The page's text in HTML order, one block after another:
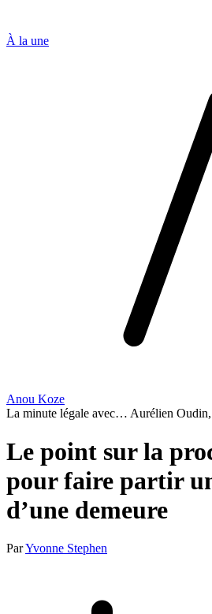
À la une
Anou Koze
La minute légale avec… Aurélien
Le point sur la
pour faire partir
d’une demeure
ParYvonne Stephen